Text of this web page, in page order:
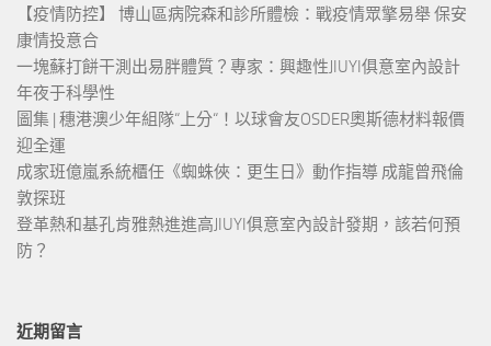
【疫情防控】 博山區病院森和診所體檢：戰疫情眾擎易舉 保安
康情投意合
一塊蘇打餅干測出易胖體質？專家：興趣性JIUYI俱意室內設計
年夜于科學性
圖集 | 穗港澳少年組隊“上分“！以球會友OSDER奧斯德材料報價
迎全運
成家班億嵐系統櫃任《蜘蛛俠：更生日》動作指導 成龍曾飛倫
敦探班
登革熱和基孔肯雅熱進進高JIUYI俱意室內設計發期，該若何預
防？
近期留言